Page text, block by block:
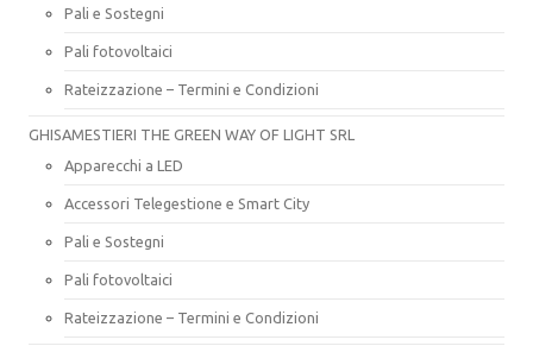
Pali e Sostegni
Pali fotovoltaici
Rateizzazione – Termini e Condizioni
GHISAMESTIERI THE GREEN WAY OF LIGHT SRL
Apparecchi a LED
Accessori Telegestione e Smart City
Pali e Sostegni
Pali fotovoltaici
Rateizzazione – Termini e Condizioni